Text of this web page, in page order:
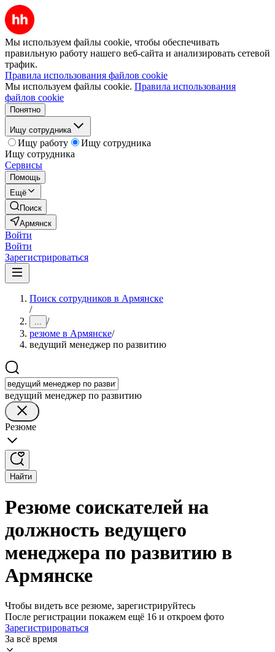
Мы используем файлы cookie, чтобы обеспечивать
правильную работу нашего веб-сайта и анализировать сетевой
трафик.
Правила использования файлов cookie
Мы используем файлы cookie. Правила использования
файлов cookie
Понятно
Ищу сотрудника
Ищу работу
Ищу сотрудника
Ищу сотрудника
Сервисы
Помощь
Ещё
Поиск
Армянск
Войти
Войти
Зарегистрироваться
Поиск сотрудников в Армянске
/
... /
резюме в Армянске/
ведущий менеджер по развитию
ведущий менеджер по развитию
Резюме
Найти
Резюме соискателей на
должность ведущего
менеджера по развитию в
Армянске
Чтобы видеть все резюме, зарегистрируйтесь
После регистрации покажем ещё 16 и откроем фото
Зарегистрироваться
За всё время